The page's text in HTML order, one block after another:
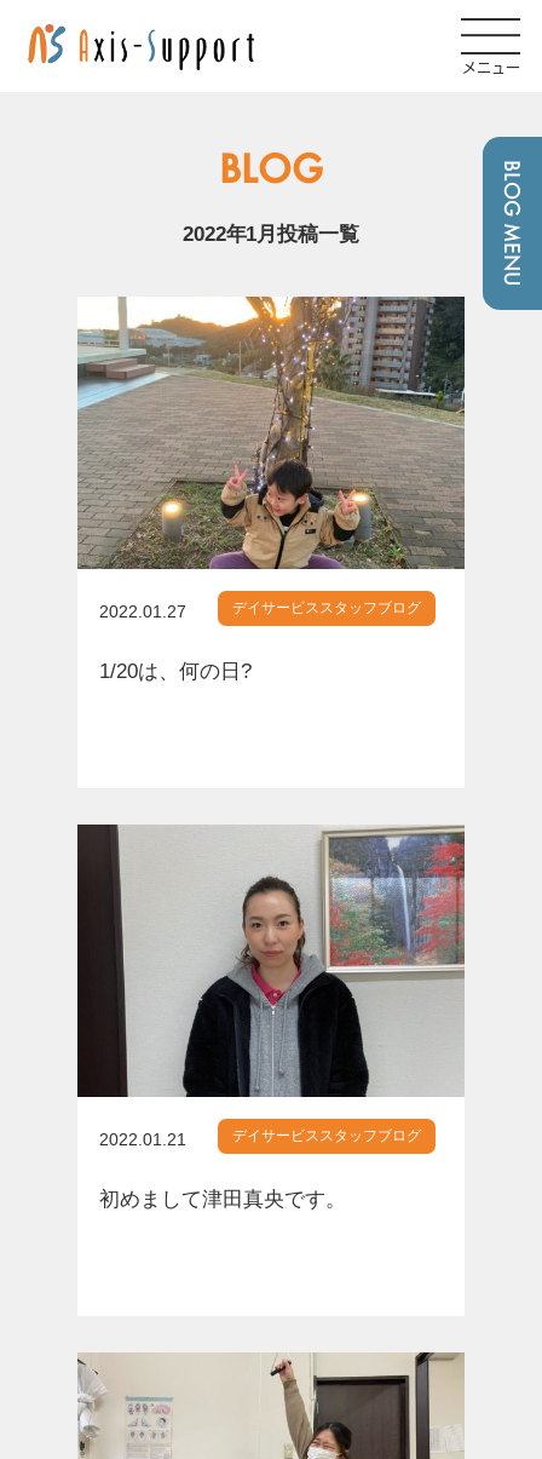
メニュー
BLOG
2022年1月投稿一覧
2022.01.27 デイサービススタッフブログ
1/20は、何の日?
2022.01.21 デイサービススタッフブログ
初めまして津田真央です。
BLOG MENU